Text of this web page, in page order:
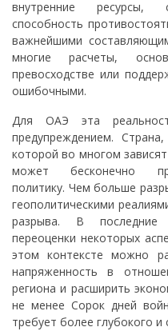
внутренние ресурсы,
способность
важнейшими
многие расчеты,
превосходстве или
ошибочными.
Для ОАЭ эта
предупреждением.
которой во многом
может бесконечно
политику. Чем больше
геополитическими
разрыва. В последние
переоценки некоторых
этом контексте можно
напряженность в
региона и расширить
не менее Сорок дней
требует более глубокого и